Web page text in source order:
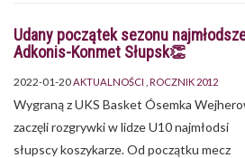
Udany początek sezonu
Adkonis-Konmet Słupsk👏
2022-01-20 AKTUALNOŚCI ROCZNIK 2012
Wygraną z UKS Basket Ósemka
zaczęli rozgrywki w lidze U10 najmłodsi
słupscy koszykarze. Od początku mecz